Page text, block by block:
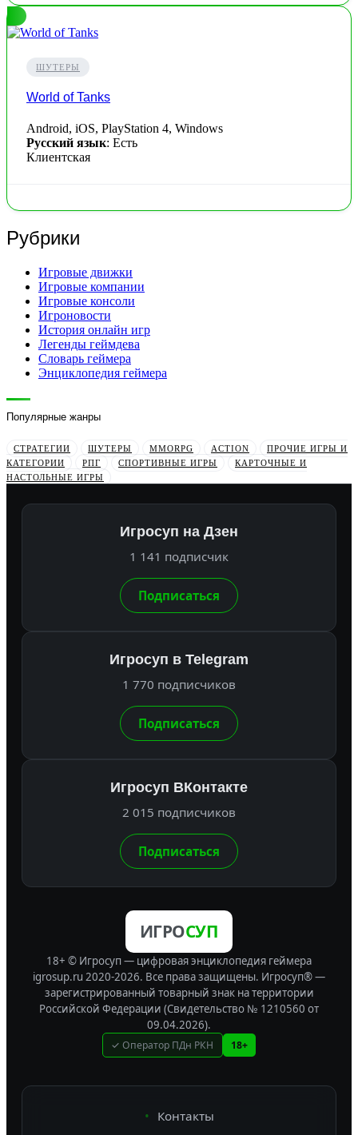
ШУТЕРЫ
World of Tanks
Android, iOS, PlayStation 4, Windows
Русский язык: Есть
Клиентская
Рубрики
Игровые движки
Игровые компании
Игровые консоли
Игроновости
История онлайн игр
Легенды геймдева
Словарь геймера
Энциклопедия геймера
Популярные жанры
СТРАТЕГИИ ШУТЕРЫ MMORPG ACTION
ПРОЧИЕ ИГРЫ И
КАТЕГОРИИ
РПГ СПОРТИВНЫЕ ИГРЫ
КАРТОЧНЫЕ И
НАСТОЛЬНЫЕ ИГРЫ
Игросуп на Дзен
1 141 подписчик
Подписаться
Игросуп в Telegram
1 770 подписчиков
Подписаться
Игросуп ВКонтакте
2 015 подписчиков
Подписаться
ИГРОСУП
18+ © Игросуп — цифровая энциклопедия геймера
igrosup.ru 2020-2026. Все права защищены. Игросуп® —
зарегистрированный товарный знак на территории
Российской Федерации (Свидетельство № 1210560 от
09.04.2026).
✓ Оператор ПДн РКН 18+
Контакты